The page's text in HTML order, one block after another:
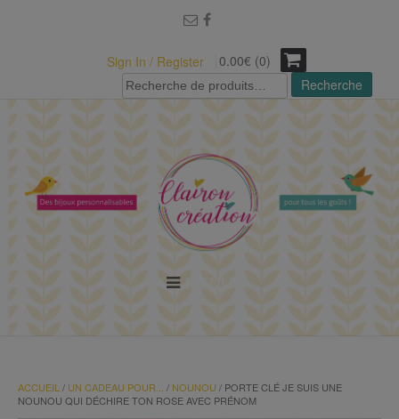
Sign In / Register
0.00€ (0)
Recherche
pour :
Recherche
ACCUEIL / UN CADEAU POUR... / NOUNOU / PORTE CLÉ JE SUIS UNE
NOUNOU QUI DÉCHIRE TON ROSE AVEC PRÉNOM